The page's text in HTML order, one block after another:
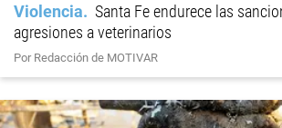
Violencia
Santa Fe endurece las
agresiones a veterinarios
Por Redacción de MOTIVAR